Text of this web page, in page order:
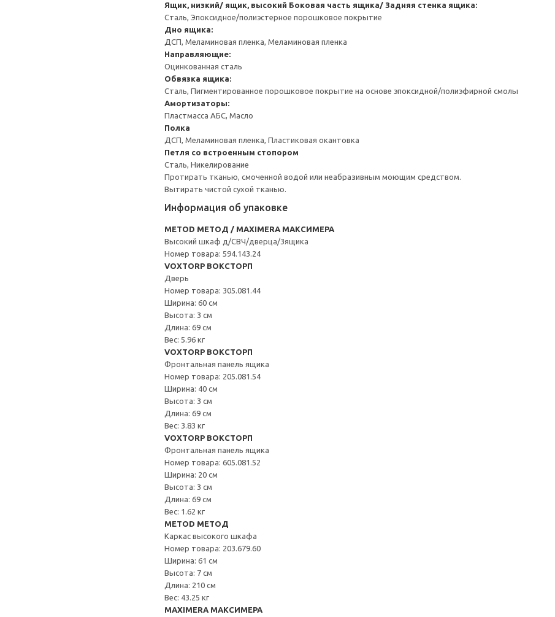
Ящик, низкий/ ящик, высокий Боковая часть ящика/ Задняя стенка ящика:
Сталь, Эпоксидное/полиэстерное порошковое покрытие
Дно ящика:
ДСП, Меламиновая пленка, Меламиновая пленка
Направляющие:
Оцинкованная сталь
Обвязка ящика:
Сталь, Пигментированное порошковое покрытие на основе эпоксидной/полиэфирной смолы
Амортизаторы:
Пластмасса АБС, Масло
Полка
ДСП, Меламиновая пленка, Пластиковая окантовка
Петля со встроенным стопором
Сталь, Никелирование
Протирать тканью, смоченной водой или неабразивным моющим средством.
Вытирать чистой сухой тканью.
Информация об упаковке
METOD МЕТОД / MAXIMERA МАКСИМЕРА
Высокий шкаф д/СВЧ/дверца/3ящика
Номер товара: 594.143.24
VOXTORP ВОКСТОРП
Дверь
Номер товара: 305.081.44
Ширина: 60 см
Высота: 3 см
Длина: 69 см
Вес: 5.96 кг
VOXTORP ВОКСТОРП
Фронтальная панель ящика
Номер товара: 205.081.54
Ширина: 40 см
Высота: 3 см
Длина: 69 см
Вес: 3.83 кг
VOXTORP ВОКСТОРП
Фронтальная панель ящика
Номер товара: 605.081.52
Ширина: 20 см
Высота: 3 см
Длина: 69 см
Вес: 1.62 кг
METOD МЕТОД
Каркас высокого шкафа
Номер товара: 203.679.60
Ширина: 61 см
Высота: 7 см
Длина: 210 см
Вес: 43.25 кг
MAXIMERA МАКСИМЕРА